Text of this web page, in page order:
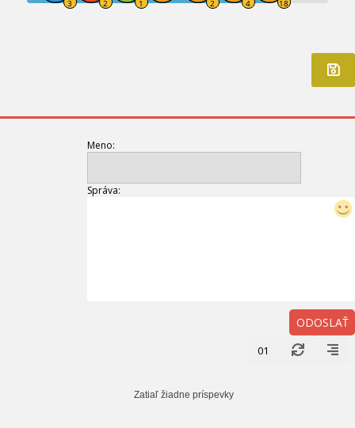
Meno:
Správa:
ODOSLAŤ
01
Zatiaľ žiadne príspevky